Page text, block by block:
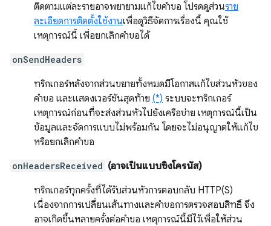
ติดตามแต่ละรายอาจพยายามแก้ไขคำขอ โปรดดูส่วนราย
ละเอียดการติดตั้งใช้งานเพื่อดูวิธีจัดการเรื่องนี้ คุณใช้
เหตุการณ์นี้ เพื่อยกเลิกคำขอได้
onSendHeaders
ทริกเกอร์หลังจากส่วนขยายทั้งหมดมีโอกาสแก้ไขส่วนหัวของ
คำขอ และแสดงเวอร์ชันสุดท้าย (*) ระบบจะทริกเกอร์
เหตุการณ์ก่อนที่จะส่งส่วนหัวไปยังเครือข่าย เหตุการณ์นี้เป็น
ข้อมูลและจัดการแบบไม่พร้อมกัน โดยจะไม่อนุญาตให้แก้ไข
หรือยกเลิกคำขอ
onHeadersReceived (อาจเป็นแบบซิงโครนัส)
ทริกเกอร์ทุกครั้งที่ได้รับส่วนหัวการตอบกลับ HTTP(S)
เนื่องจากการเปลี่ยนเส้นทางและคำขอการตรวจสอบสิทธิ์ จึง
อาจเกิดขึ้นหลายครั้งต่อคำขอ เหตุการณ์นี้มีไว้เพื่อให้ส่วน